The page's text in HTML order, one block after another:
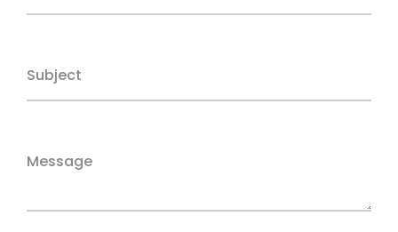
Subject
Message